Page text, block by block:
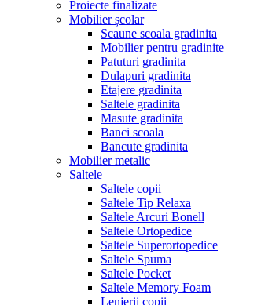
Proiecte finalizate
Mobilier școlar
Scaune scoala gradinita
Mobilier pentru gradinite
Patuturi gradinita
Dulapuri gradinita
Etajere gradinita
Saltele gradinita
Masute gradinita
Banci scoala
Bancute gradinita
Mobilier metalic
Saltele
Saltele copii
Saltele Tip Relaxa
Saltele Arcuri Bonell
Saltele Ortopedice
Saltele Superortopedice
Saltele Spuma
Saltele Pocket
Saltele Memory Foam
Lenjerii copii